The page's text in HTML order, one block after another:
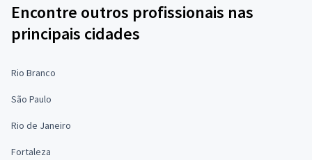
Encontre outros profissionais nas
principais cidades
Rio Branco
São Paulo
Rio de Janeiro
Fortaleza